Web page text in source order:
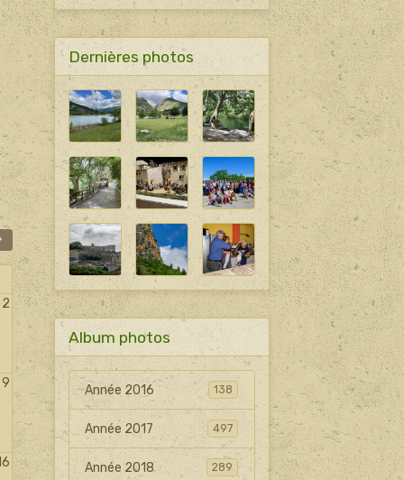
2
9
Dernières photos
Album photos
Année 2016 138
Année 2017 497
Année 2018 289